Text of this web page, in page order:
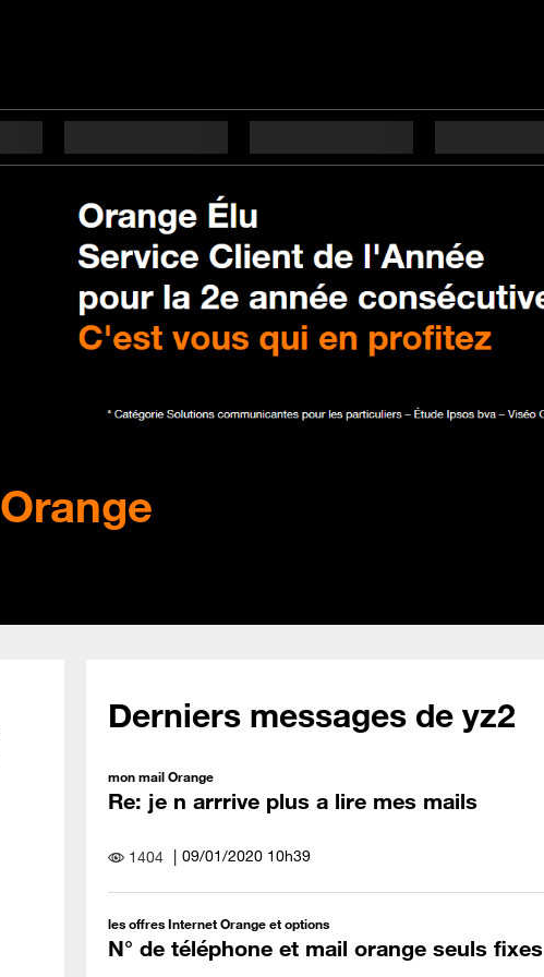
Orange
Derniers messages de yz2
mon mail Orange
Re: je n arrrive plus a lire mes mails
1404 ‎09/01/2020 10h39
les offres Internet Orange et options
N° de téléphone et mail orange seuls fixes